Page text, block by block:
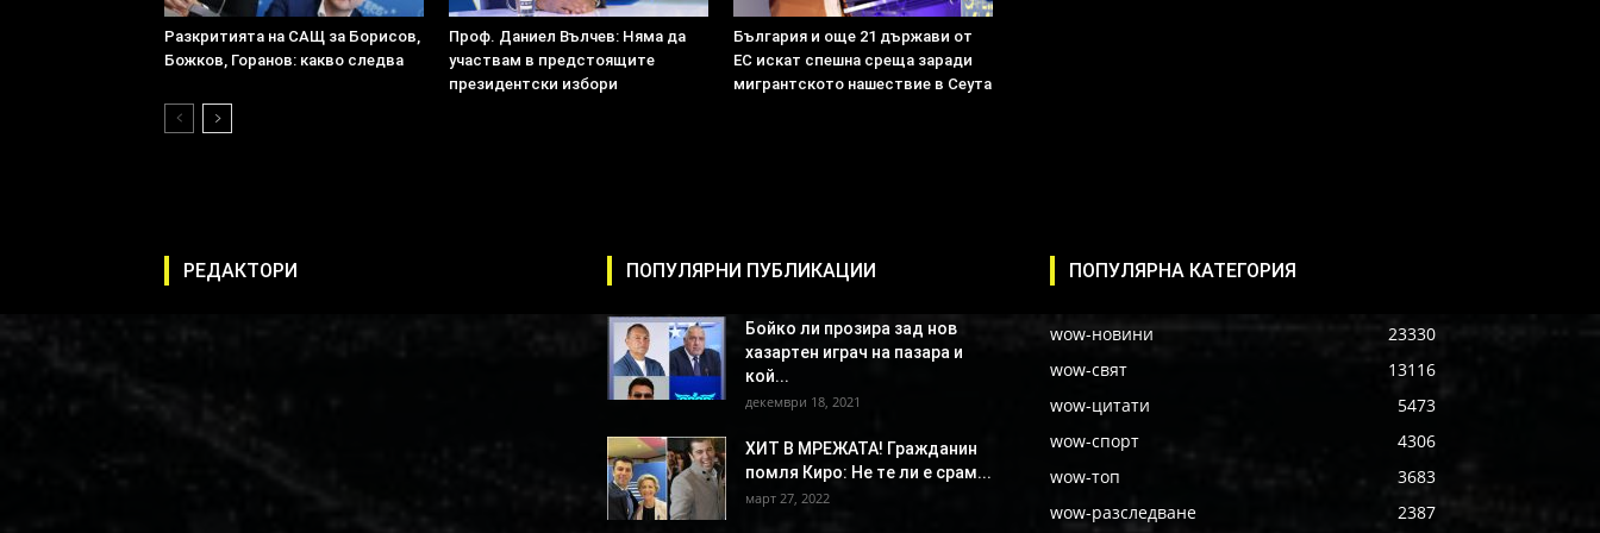
Разкритията на САЩ за Борисов,
Божков, Горанов: какво следва
Проф. Даниел Вълчев: Няма да
участвам в предстоящите
президентски избори
България и още 21 държави от
ЕС искат спешна среща заради
мигрантското нашествие в Сеута
РЕДАКТОРИ ПОПУЛЯРНИ ПУБЛИКАЦИИ
Бойко ли прозира зад нов
хазартен играч на пазара и
кой...
декември 18, 2021
ХИТ В МРЕЖАТА! Гражданин
помля Киро: Не те ли е срам...
март 27, 2022
ПОПУЛЯРНА КАТЕГОРИЯ
wow-новини
23330
wow-свят
13116
wow-цитати
5473
wow-спорт
4306
wow-топ
3683
wow-разследване
2387